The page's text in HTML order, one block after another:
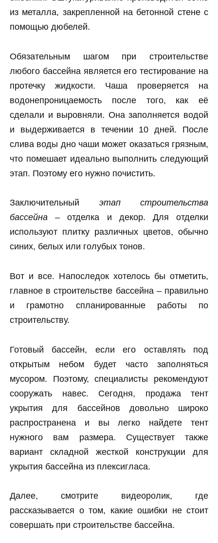
из металла, закрепленной на бетонной стене с
помощью дюбелей.
Обязательным шагом при строительстве
любого бассейна является его тестирование на
протечку жидкости. Чаша проверяется на
водонепроницаемость после того, как её
сделали и выровняли. Она заполняется водой
и выдерживается в течении 10 дней. После
слива воды дно чаши может оказаться грязным,
что помешает идеально выполнить следующий
этап. Поэтому его нужно почистить.
Заключительный этап строительства
бассейна – отделка и декор. Для отделки
используют плитку различных цветов, обычно
синих, белых или голубых тонов.
Вот и все. Напоследок хотелось бы отметить,
главное в строительстве бассейна – правильно
и грамотно спланированные работы по
строительству.
Готовый бассейн, если его оставлять под
открытым небом будет часто заполняться
мусором. Поэтому, специалисты рекомендуют
сооружать навес. Сегодня, продажа тент
укрытия для бассейнов довольно широко
распространена и вы легко найдете тент
нужного вам размера. Существует также
вариант складной жесткой конструкции для
укрытия бассейна из плексигласа.
Далее, смотрите видеоролик, где
рассказывается о том, какие ошибки не стоит
совершать при строительстве бассейна.